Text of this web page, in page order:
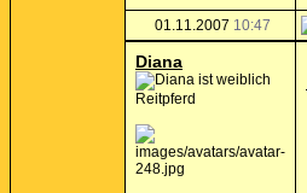
01.11.2007 10:47
Diana
Reitpferd